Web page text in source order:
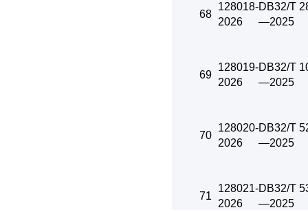
68
128018-
2026
DB32/T
—2025
69
128019-
2026
DB32/T
—2025
70
128020-
2026
DB32/T
—2025
71
128021-
2026
DB32/T
—2025